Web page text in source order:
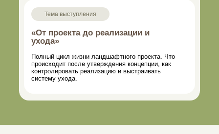
Полный цикл жизни ландшафтного проекта. Что
происходит после утверждения концепции, как
контролировать реализацию и выстраивать
систему ухода.
«От проекта до реализации и
ухода»
Тема выступления